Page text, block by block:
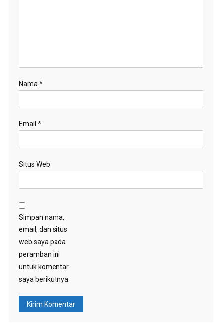
Nama*
Email *
Situs Web
Simpan nama,
email, dan situs
web saya pada
peramban ini
untuk komentar
saya berikutnya.